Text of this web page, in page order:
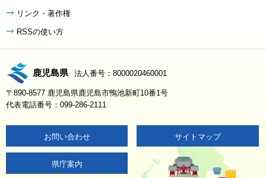
リンク・著作権
RSSの使い方
鹿児島県 法人番号：8000020460001
〒890-8577 鹿児島県鹿児島市鴨池新町10番1号
代表電話番号：099-286-2111
お問い合わせ サイトマップ
県庁案内